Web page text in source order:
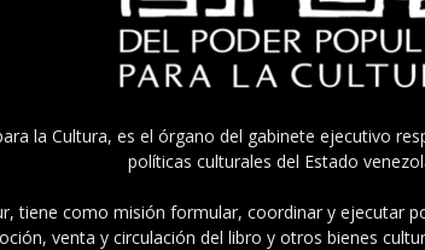
la Cultura, es el órgano del gabinete ejecutivo
políticas culturales del Estado
tiene como misión formular, coordinar y ejecutar
venta y circulación del libro y otros bienes